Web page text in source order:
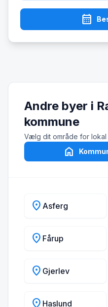
calendar_month
Andre byer i
kommune
Vælg dit område for lokal
home
location_on Asferg
location_on Fårup
location_on Gjerlev
location_on Haslund